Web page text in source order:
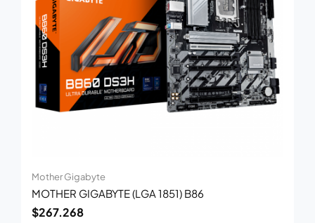
Mother Gigabyte
MOTHER GIGABYTE (LGA 1851) B86
$267.268